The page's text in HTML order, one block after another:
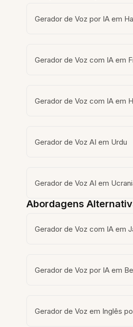
Gerador de Voz por IA em
Gerador de Voz com IA em
Gerador de Voz com IA em
Gerador de Voz AI em Urdu
Gerador de Voz AI em
Abordagens
Gerador de Voz com IA em
Gerador de Voz por IA em
Gerador de Voz em Inglês